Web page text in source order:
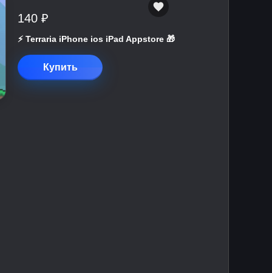
140 ₽
⚡️ Terraria iPhone ios iPad Appstore 🎁
Купить